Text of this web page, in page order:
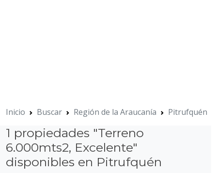
Inicio Buscar Región de la Araucanía Pitrufquén
1 propiedades "Terreno
6.000mts2, Excelente"
disponibles en Pitrufquén